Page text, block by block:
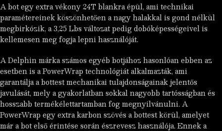
A bot egy extra vékony 24T blankra épül, ami technikai
paramétereinek köszönhetően a nagy halakkal is gond nélkül
megbirkózik, a 3,25 Lbs változat pedig dobóképességeivel is
kellemesen meg fogja lepni használóját.
A Delphin márka számos egyéb botjához hasonlóan ebben az
esetben is a PowerWrap technológiát alkalmazták, ami
garantálja a bottest mechanikai tulajdonságainak jelentős
javulását, mely a gyakorlatban sokkal nagyobb tartósságban és
hosszabb termékélettartamban fog megnyilvánulni. A
PowerWrap egy extra karbon szövés a bottest körül, amelyet
már a bot első érintése során észrevesz használója. Ennek a